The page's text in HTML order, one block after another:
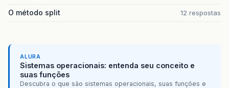
O método split 12 respostas
ALURA
Sistemas operacionais: entenda seu conceito e
suas funções
Descubra o que são sistemas operacionais, suas funções e